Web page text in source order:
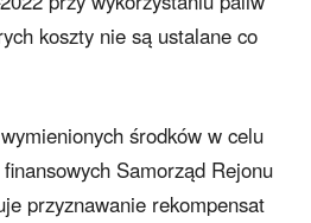
koszty nie są ustalane co
środków w celu
Samorząd Rejonu
przyznawanie rekompensat